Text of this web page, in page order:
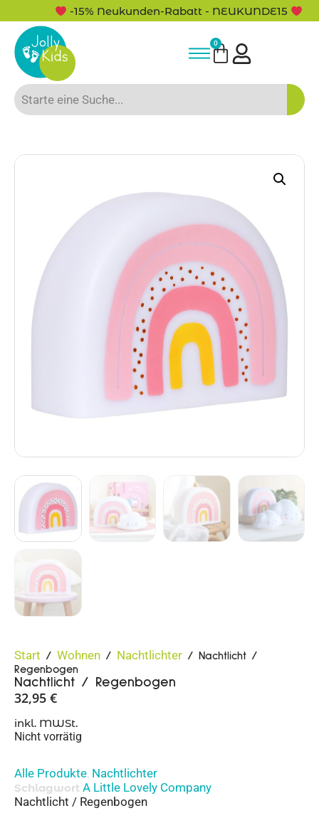
-15% Neukunden-Rabatt - NEUKUNDE15
0
Start / Wohnen / Nachtlichter / Nachtlicht /
Regenbogen
Nachtlicht / Regenbogen
32,95 €
inkl. MWSt.
Nicht vorrätig
Alle Produkte, Nachtlichter
Schlagwort A Little Lovely Company
Nachtlicht / Regenbogen